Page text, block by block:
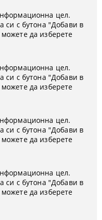
цел.
си с бутона "Добави в
да изберете
цел.
си с бутона "Добави в
да изберете
цел.
си с бутона "Добави в
да изберете
цел.
си с бутона "Добави в
да изберете